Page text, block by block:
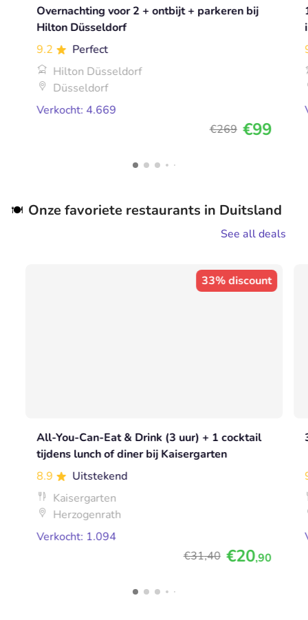
Overnachting voor 2 + ontbijt + parkeren bij
Hilton Düsseldorf
9.2
Perfect
Hilton Düsseldorf
Düsseldorf
Verkocht: 4.669
€269 €99
🍽️ Onze favoriete restaurants in Duitsland
See all deals
33% discount
All-You-Can-Eat & Drink (3 uur) + 1 cocktail
tijdens lunch of diner bij Kaisergarten
8.9
Uitstekend
Kaisergarten
Herzogenrath
Verkocht: 1.094
€31,40 €20,90